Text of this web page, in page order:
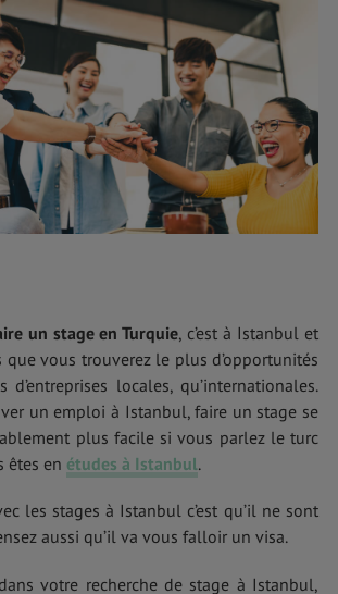
un stage en Turquie, c’est à Istanbul et
que vous trouverez le plus d’opportunités
d’entreprises locales, qu’internationales.
un emploi à Istanbul, faire un stage se
plus facile si vous parlez le turc
êtes en études à Istanbul.
les stages à Istanbul c’est qu’il ne sont
aussi qu’il va vous falloir un visa.
votre recherche de stage à Istanbul,